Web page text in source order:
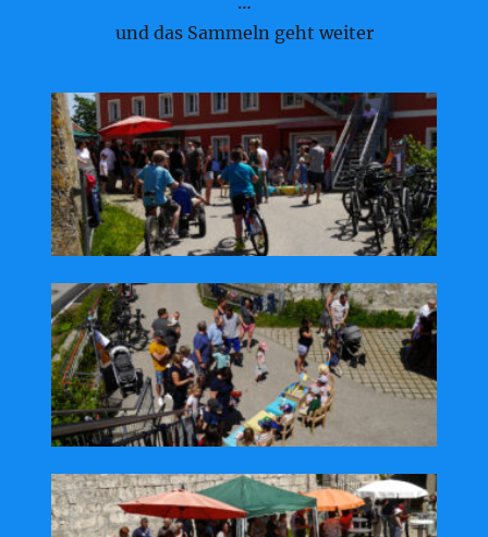
und das Sammeln geht weiter